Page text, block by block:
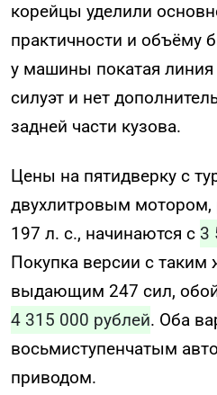
корейцы уделили
практичности и объёму
у машины покатая
силуэт и нет
задней части кузова.
Цены на пятидверку с
двухлитровым
197 л. с., начинаются с 3
Покупка версии с таким
выдающим 247 сил,
4 315 000 рублей. Оба
восьмиступенчатым
приводом.